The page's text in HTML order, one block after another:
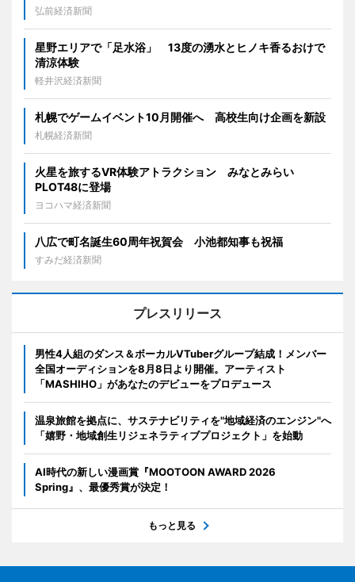
弘前経済新聞
星野エリアで「足水浴」 13度の湧水とヒノキ香るおけで
清涼体験
軽井沢経済新聞
札幌でゲームイベント10月開催へ 高校生向け企画を新設
札幌経済新聞
火星を旅するVR体験アトラクション みなとみらい
PLOT48に登場
ヨコハマ経済新聞
八広で町名誕生60周年祝賀会 小池都知事も祝福
すみだ経済新聞
プレスリリース
男性4人組のダンス＆ボーカルVTuberグループ結成！メンバー
全国オーディションを8月8日より開催。アーティスト
「MASHIHO」があなたのデビューをプロデュース
温泉旅館を拠点に、サステナビリティを"地域経済のエンジン"へ
「嬉野・地域創生リジェネラティブプロジェクト」を始動
AI時代の新しい漫画賞『MOOTOON AWARD 2026
Spring』、最優秀賞が決定！
もっと見る